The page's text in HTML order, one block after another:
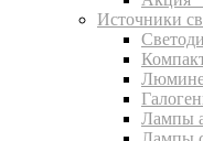
Источники
Лампы